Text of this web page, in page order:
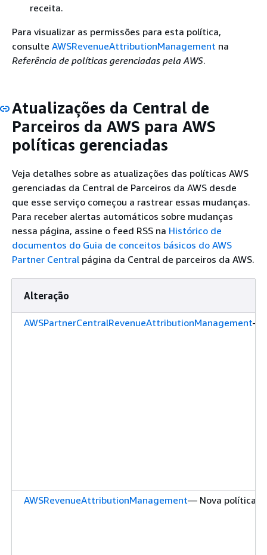
receita.
Para visualizar as permissões para esta política,
consulte AWSRevenueAttributionManagement na
Referência de políticas gerenciadas pela AWS.
Atualizações da Central de
Parceiros da AWS para AWS
políticas gerenciadas
Veja detalhes sobre as atualizações das políticas AWS
gerenciadas da Central de Parceiros da AWS desde
que esse serviço começou a rastrear essas mudanças.
Para receber alertas automáticos sobre mudanças
nessa página, assine o feed RSS na Histórico de
documentos do Guia de conceitos básicos do AWS
Partner Central página da Central de parceiros da AWS.
Alteração
AWSPartnerCentralRevenueAttributionManagement—
AWSRevenueAttributionManagement— Nova política